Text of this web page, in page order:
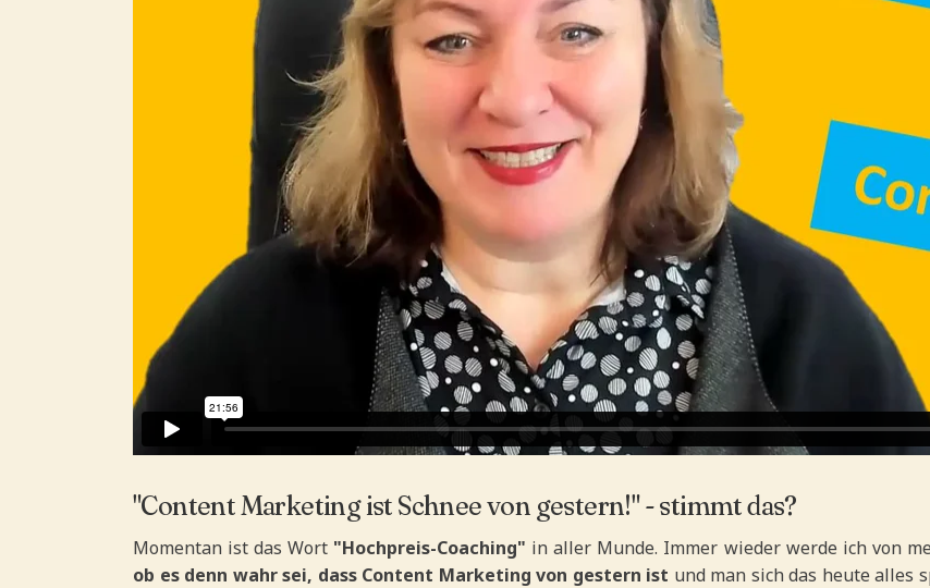
"Content Marketing ist Schnee von gestern!" - stimmt das?
Momentan ist das Wort "Hochpreis-Coaching" in aller Munde. Immer wieder werde ich von
ob es denn wahr sei, dass Content Marketing von gestern ist und man sich das heute alles